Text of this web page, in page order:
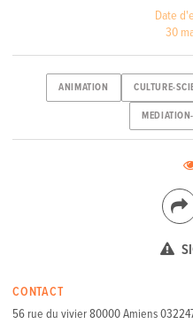
Date
30
ANIMATION CULTURE-
CONTACT
56 rue du vivier 80000 Amiens